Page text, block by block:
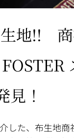
地!! 商
見！
した、布生地商